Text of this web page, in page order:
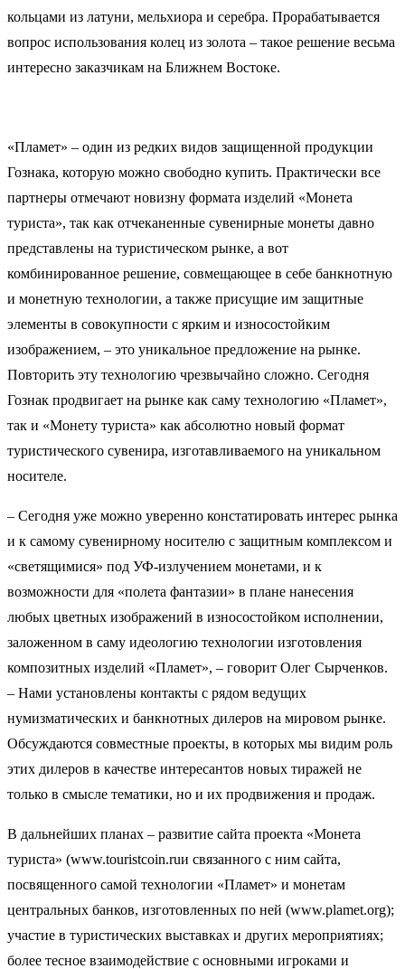
кольцами из латуни, мельхиора и серебра. Прорабатывается
вопрос использования колец из золота – такое решение весьма
интересно заказчикам на Ближнем Востоке.
«Пламет» – один из редких видов защищенной продукции
Гознака, которую можно свободно купить. Практически все
партнеры отмечают новизну формата изделий «Монета
туриста», так как отчеканенные сувенирные монеты давно
представлены на туристическом рынке, а вот
комбинированное решение, совмещающее в себе банкнотную
и монетную технологии, а также присущие им защитные
элементы в совокупности с ярким и износостойким
изображением, – это уникальное предложение на рынке.
Повторить эту технологию чрезвычайно сложно. Сегодня
Гознак продвигает на рынке как саму технологию «Пламет»,
так и «Монету туриста» как абсолютно новый формат
туристического сувенира, изготавливаемого на уникальном
носителе.
– Сегодня уже можно уверенно констатировать интерес рынка
и к самому сувенирному носителю с защитным комплексом и
«светящимися» под УФ-излучением монетами, и к
возможности для «полета фантазии» в плане нанесения
любых цветных изображений в износостойком исполнении,
заложенном в саму идеологию технологии изготовления
композитных изделий «Пламет», – говорит Олег Сырченков.
– Нами установлены контакты с рядом ведущих
нумизматических и банкнотных дилеров на мировом рынке.
Обсуждаются совместные проекты, в которых мы видим роль
этих дилеров в качестве интересантов новых тиражей не
только в смысле тематики, но и их продвижения и продаж.
В дальнейших планах – развитие сайта проекта «Монета
туриста» (www.touristcoin.ruи связанного с ним сайта,
посвященного самой технологии «Пламет» и монетам
центральных банков, изготовленных по ней (www.plamet.org);
участие в туристических выставках и других мероприятиях;
более тесное взаимодействие с основными игроками и